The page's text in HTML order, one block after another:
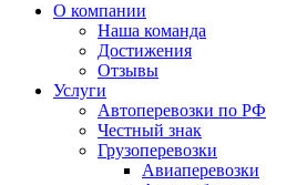
О компании
Наша команда
Достижения
Отзывы
Услуги
Автоперевозки по РФ
Честный знак
Грузоперевозки
Авиаперевозки